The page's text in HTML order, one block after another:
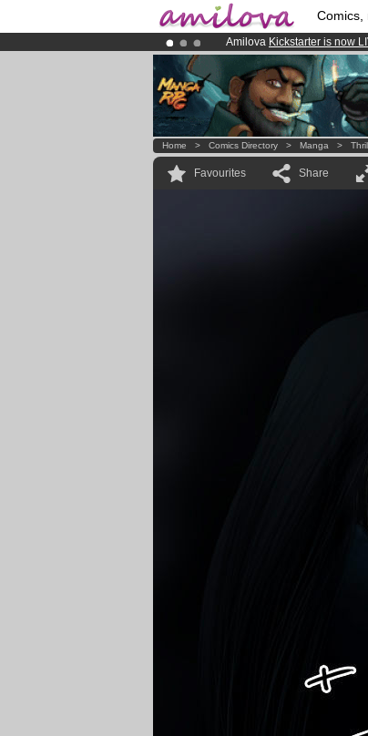
Comics,
Amilova Kickstarter is now
Already 100000members
Premium membership from
Home > Comics Directory > Manga >
Favourites Share